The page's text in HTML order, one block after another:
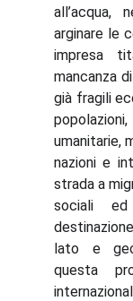
all’acqua,
arginare le
impresa
mancanza
già fragili
umanitarie,
nazioni e
strada a
sociali
lato e
questa